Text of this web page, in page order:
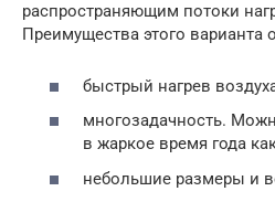
распространяющим потоки
Преимущества этого варианта
быстрый нагрев
многозадачность.
в жаркое время года
небольшие размеры и